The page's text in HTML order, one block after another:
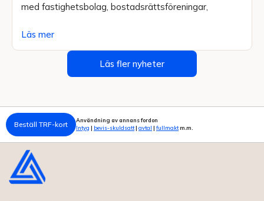
med fastighetsbolag, bostadsrättsföreningar,
Läs mer
Läs fler nyheter
Beställ TRF-kort
Användning av annans fordon
Intyg
bevis-skuldsatt avtal fullmaktm.m.